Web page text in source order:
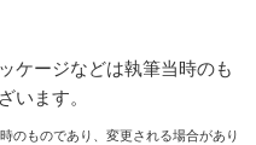
ケージなどは執筆当時のも
います。
のものであり、変更される場合があり